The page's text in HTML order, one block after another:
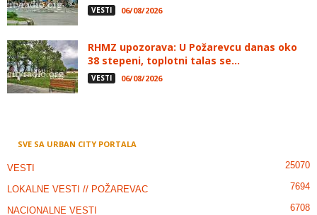
VESTI 06/08/2026
RHMZ upozorava: U Požarevcu danas oko
38 stepeni, toplotni talas se...
VESTI 06/08/2026
SVE SA URBAN CITY PORTALA
VESTI 25070
LOKALNE VESTI // POŽAREVAC 7694
NACIONALNE VESTI 6708